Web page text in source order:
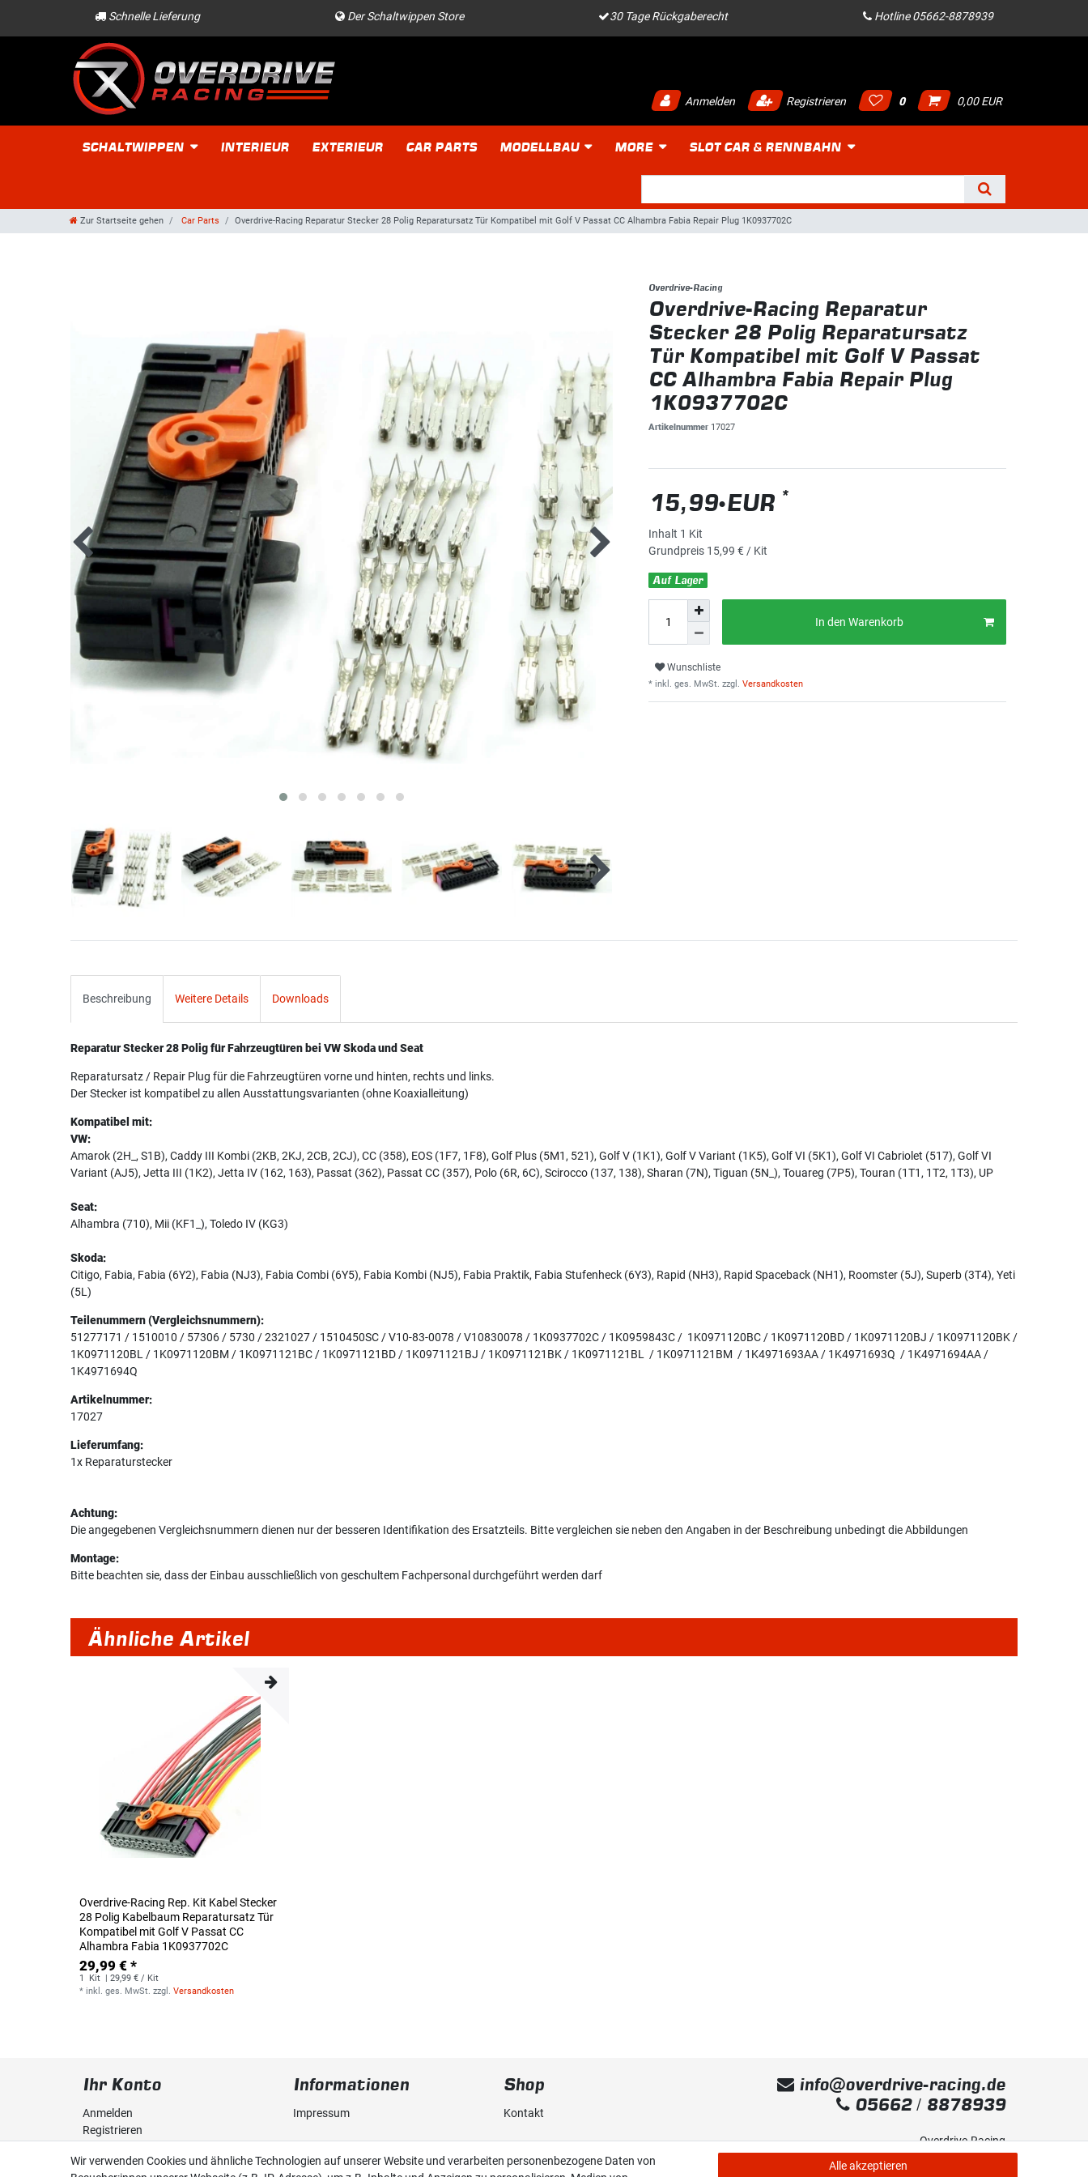
Schnelle Lieferung Der Schaltwippen Store 30 Tage Rückgaberecht Hotline 05662-8878939
Anmelden Registrieren 0 0,00 EUR
SCHALTWIPPEN INTERIEUR EXTERIEUR CAR PARTS MODELLBAU MORE SLOT CAR & RENNBAHN
Zur Startseite gehen Car Parts Overdrive-Racing Reparatur Stecker 28 Polig Reparatursatz Tür Kompatibel mit Golf V Passat CC Alhambra Fabia Repair Plug 1K0937702C
Overdrive-Racing
Overdrive-Racing Reparatur
Stecker 28 Polig Reparatursatz
Tür Kompatibel mit Golf V Passat
CC Alhambra Fabia Repair Plug
1K0937702C
Artikelnummer 17027
15,99 EUR *
Inhalt 1 Kit
Grundpreis 15,99 € / Kit
Auf Lager
In den Warenkorb
Wunschliste
* inkl. ges. MwSt. zzgl. Versandkosten
Beschreibung Weitere Details Downloads
Reparatur Stecker 28 Polig für Fahrzeugtüren bei VW Skoda und Seat
Reparatursatz / Repair Plug für die Fahrzeugtüren vorne und hinten, rechts und links.
Der Stecker ist kompatibel zu allen Ausstattungsvarianten (ohne Koaxialleitung)
Kompatibel mit:
VW:
Amarok (2H_, S1B), Caddy III Kombi (2KB, 2KJ, 2CB, 2CJ), CC (358), EOS (1F7, 1F8), Golf Plus (5M1, 521), Golf V (1K1), Golf V Variant (1K5), Golf VI (5K1), Golf VI Cabriolet (517), Golf VI
Variant (AJ5), Jetta III (1K2), Jetta IV (162, 163), Passat (362), Passat CC (357), Polo (6R, 6C), Scirocco (137, 138), Sharan (7N), Tiguan (5N_), Touareg (7P5), Touran (1T1, 1T2, 1T3), UP
Seat:
Alhambra (710), Mii (KF1_), Toledo IV (KG3)
Skoda:
Citigo, Fabia, Fabia (6Y2), Fabia (NJ3), Fabia Combi (6Y5), Fabia Kombi (NJ5), Fabia Praktik, Fabia Stufenheck (6Y3), Rapid (NH3), Rapid Spaceback (NH1), Roomster (5J), Superb (3T4), Yeti
(5L)
Teilenummern (Vergleichsnummern):
51277171 / 1510010 / 57306 / 5730 / 2321027 / 1510450SC / V10-83-0078 / V10830078 / 1K0937702C / 1K0959843C / 1K0971120BC / 1K0971120BD / 1K0971120BJ / 1K0971120BK /
1K0971120BL / 1K0971120BM / 1K0971121BC / 1K0971121BD / 1K0971121BJ / 1K0971121BK / 1K0971121BL / 1K0971121BM / 1K4971693AA / 1K4971693Q / 1K4971694AA /
1K4971694Q
Artikelnummer:
17027
Lieferumfang:
1x Reparaturstecker
Achtung:
Die angegebenen Vergleichsnummern dienen nur der besseren Identifikation des Ersatzteils. Bitte vergleichen sie neben den Angaben in der Beschreibung unbedingt die Abbildungen
Montage:
Bitte beachten sie, dass der Einbau ausschließlich von geschultem Fachpersonal durchgeführt werden darf
Ähnliche Artikel
Overdrive-Racing Rep. Kit Kabel Stecker
28 Polig Kabelbaum Reparatursatz Tür
Kompatibel mit Golf V Passat CC
Alhambra Fabia 1K0937702C
29,99 € *
1 Kit
| 29,99 € / Kit
* inkl. ges. MwSt. zzgl.Versandkosten
Ihr Konto
Anmelden
Registrieren
Warenkorb
Informationen
Impressum
Shop
Kontakt
info@overdrive-racing.de
05662 / 8878939
Overdrive-Racing
Wir verwenden Cookies und ähnliche Technologien auf unserer Website und verarbeiten personenbezogene Daten von
Alle akzeptieren